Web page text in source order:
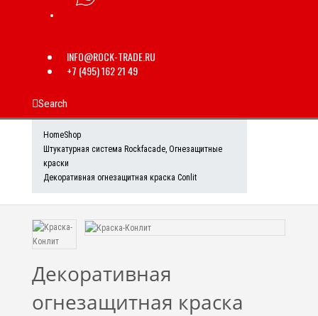
INFO@ROCK-TRADE.RU
+7 (495) 162 21 49
Search
HomeShop
Штукатурная система Rockfacade, Огнезащитные
краски
Декоративная огнезащитная краска Conlit
Декоративная
огнезащитная краска